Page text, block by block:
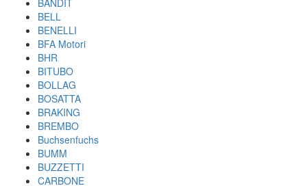
BANDIT
BELL
BENELLI
BFA Motori
BHR
BITUBO
BOLLAG
BOSATTA
BRAKING
BREMBO
Buchsenfuchs
BUMM
BUZZETTI
CARBONE